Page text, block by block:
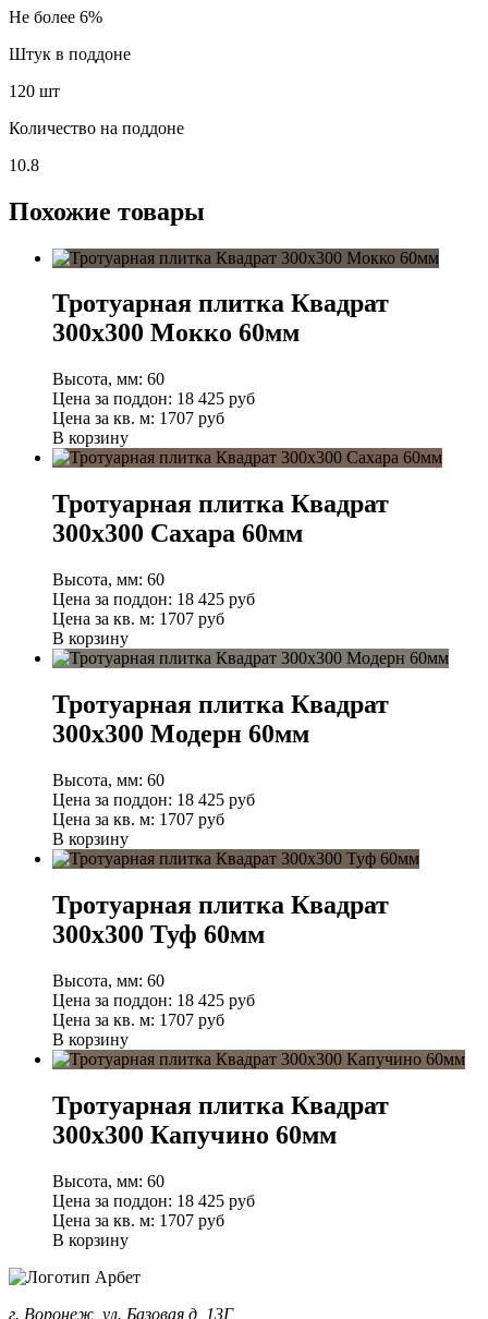
Не более 6%
Штук в поддоне
120 шт
Количество на поддоне
10.8
Похожие товары
Тротуарная плитка Квадрат
300х300 Мокко 60мм
Высота, мм: 60
Цена за поддон: 18 425 руб
Цена за кв. м: 1707 руб
В корзину
Тротуарная плитка Квадрат
300х300 Сахара 60мм
Высота, мм: 60
Цена за поддон: 18 425 руб
Цена за кв. м: 1707 руб
В корзину
Тротуарная плитка Квадрат
300х300 Модерн 60мм
Высота, мм: 60
Цена за поддон: 18 425 руб
Цена за кв. м: 1707 руб
В корзину
Тротуарная плитка Квадрат
300х300 Туф 60мм
Высота, мм: 60
Цена за поддон: 18 425 руб
Цена за кв. м: 1707 руб
В корзину
Тротуарная плитка Квадрат
300х300 Капучино 60мм
Высота, мм: 60
Цена за поддон: 18 425 руб
Цена за кв. м: 1707 руб
В корзину
г. Воронеж, ул. Базовая д, 13Г